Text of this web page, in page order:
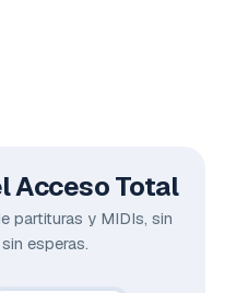
Acceso Total
partituras y MIDIs, sin
esperas.